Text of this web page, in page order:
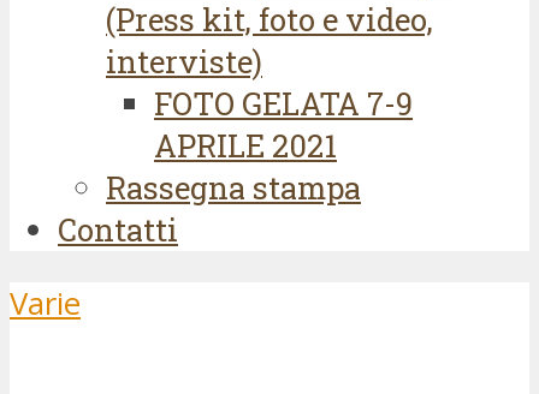
(Press kit, foto e video,
interviste)
FOTO GELATA 7-9
APRILE 2021
Rassegna stampa
Contatti
Varie